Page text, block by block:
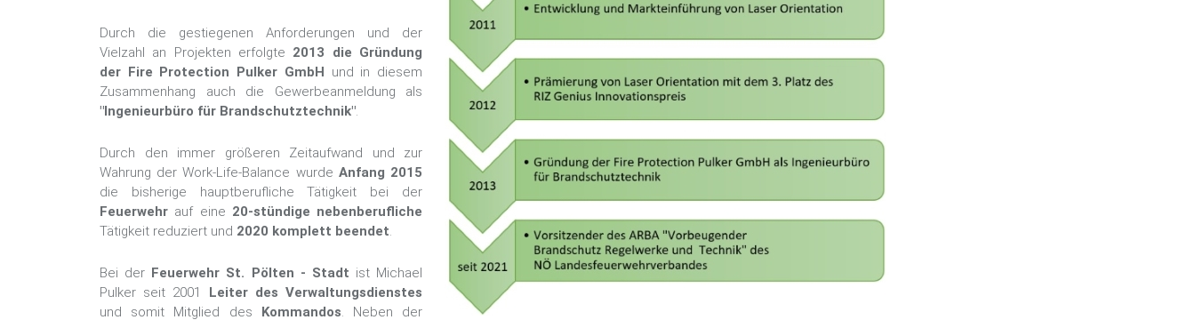
Durch die gestiegenen Anforderungen und der
Vielzahl an Projekten erfolgte 2013 die Gründung
der Fire Protection Pulker GmbH und in diesem
Zusammenhang auch die Gewerbeanmeldung als
"Ingenieurbüro für Brandschutztechnik".
Durch den immer größeren Zeitaufwand und zur
Wahrung der Work-Life-Balance wurde Anfang 2015
die bisherige hauptberufliche Tätigkeit bei der
Feuerwehr auf eine 20-stündige nebenberufliche
Tätigkeit reduziert und 2020 komplett beendet.
Bei der Feuerwehr St. Pölten - Stadt ist Michael
Pulker seit 2001 Leiter des Verwaltungsdienstes
und somit Mitglied des Kommandos. Neben der